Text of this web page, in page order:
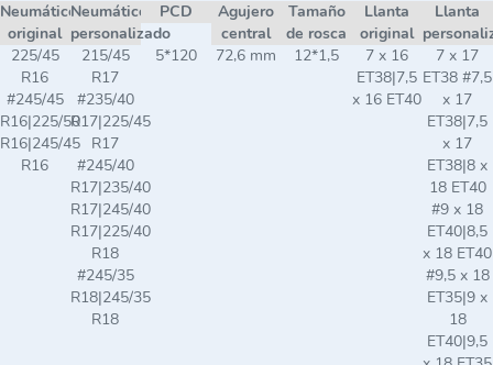
Neumático
original
Neumático
personalizado
PCD
Agujero
central
Tamaño
de rosca
Llanta
original
Llanta
225/45
R16
#245/45
R16|225/50
R16|245/45
R16
215/45
R17
#235/40
R17|225/45
R17
#245/40
R17|235/40
R17|245/40
R17|225/40
R18
#245/35
R18|245/35
R18
5*120 72,6 mm 12*1,5
7 x 16
ET38|7,5
x 16 ET40
7 x 17
ET38 #7,5
x 17
ET38|7,5
x 17
ET38|8 x
18 ET40
#9 x 18
ET40|8,5
x 18 ET40
#9,5 x 18
ET35|9 x
18
ET40|9,5